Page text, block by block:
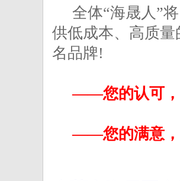
全体“海晟人”将
供低成本、高质
名品牌!
——您的认可，
——您的满意，